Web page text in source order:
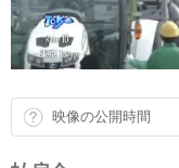
映像の公開時間